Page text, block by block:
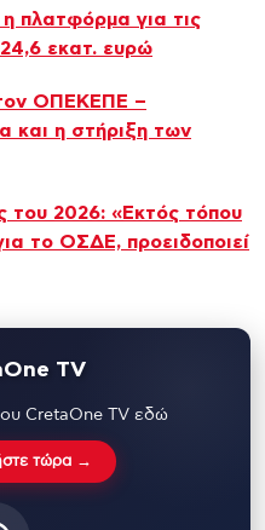
πλατφόρμα για τις
εκατ. ευρώ
ΟΠΕΚΕΠΕ –
και η στήριξη των
του 2026: «Εκτός τόπου
το ΟΣΔΕ, προειδοποιεί
TV
CretaOne TV εδώ
τώρα →